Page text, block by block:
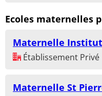
Ecoles maternelles
Maternelle
Établissement Privé
Maternelle St